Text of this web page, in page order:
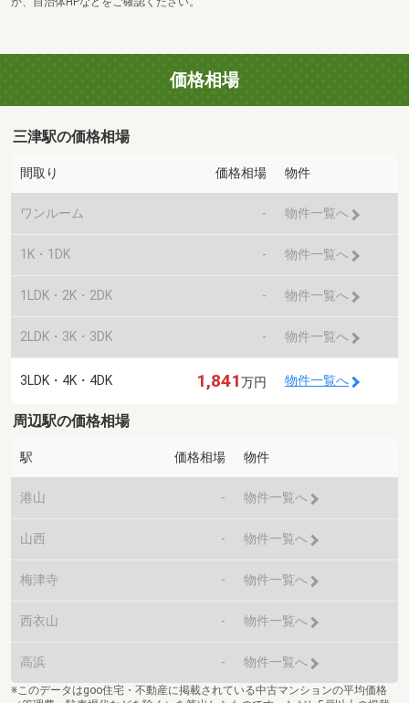
価格相場
三津駅の価格相場
間取り 価格相場 物件
ワンルーム - 物件一覧へ
1K・1DK - 物件一覧へ
1LDK・2K・2DK - 物件一覧へ
2LDK・3K・3DK - 物件一覧へ
3LDK・4K・4DK 1,841万円 物件一覧へ
周辺駅の価格相場
駅 価格相場 物件
港山 - 物件一覧へ
山西 - 物件一覧へ
梅津寺 - 物件一覧へ
西衣山 - 物件一覧へ
高浜 - 物件一覧へ
※このデータはgoo住宅・不動産に掲載されている中古マンションの平均価格